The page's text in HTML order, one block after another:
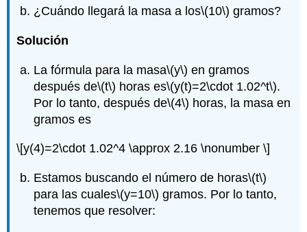
¿Cuándo llegará la masa a los\(10\) gramos?
Solución
La fórmula para la masa\(y\) en gramos
después de\(t\) horas es\(y(t)=2\cdot 1.02^t\).
Por lo tanto, después de\(4\) horas, la masa en
gramos es
\[y(4)=2\cdot 1.02^4 \approx 2.16 \nonumber \]
Estamos buscando el número de horas\(t\)
para las cuales\(y=10\) gramos. Por lo tanto,
tenemos que resolver: